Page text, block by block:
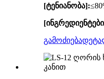
[ტენიანობა]:
გამოძიება